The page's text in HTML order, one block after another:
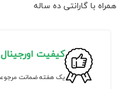
همراه با گارانتی ده ساله
کیفیت اورجینال
یک هفته ضمانت